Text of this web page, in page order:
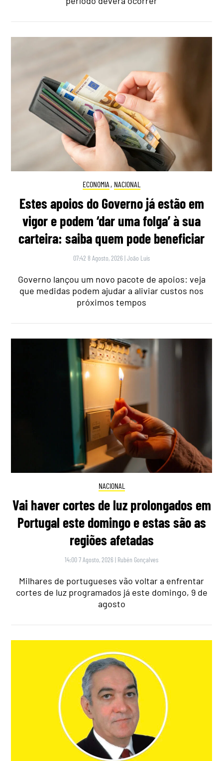
ECONOMIA , NACIONAL
Estes apoios do Governo já estão em
vigor e podem ‘dar uma folga’ à sua
carteira: saiba quem pode beneficiar
07:42 8 Agosto, 2026 |João Luís
Governo lançou um novo pacote de apoios: veja
que medidas podem ajudar a aliviar custos nos
próximos tempos
NACIONAL
Vai haver cortes de luz prolongados em
Portugal este domingo e estas são as
regiões afetadas
14:00 7 Agosto, 2026 | Rubén Gonçalves
Milhares de portugueses vão voltar a enfrentar
cortes de luz programados já este domingo, 9 de
agosto